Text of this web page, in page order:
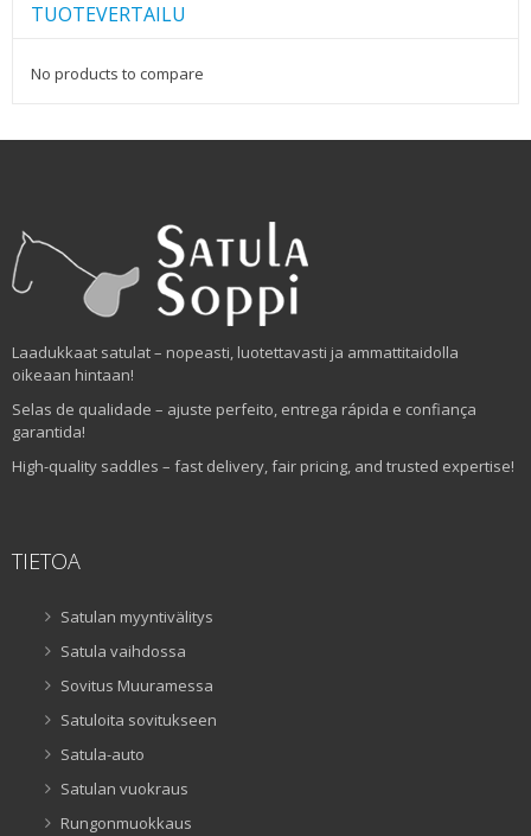
TUOTEVERTAILU
No products to compare
Laadukkaat satulat – nopeasti, luotettavasti ja ammattitaidolla
oikeaan hintaan!
Selas de qualidade – ajuste perfeito, entrega rápida e confiança
garantida!
High-quality saddles – fast delivery, fair pricing, and trusted expertise!
TIETOA
Satulan myyntivälitys
Satula vaihdossa
Sovitus Muuramessa
Satuloita sovitukseen
Satula-auto
Satulan vuokraus
Rungonmuokkaus